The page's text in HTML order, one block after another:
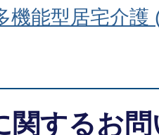
機能型居宅介護
関するお